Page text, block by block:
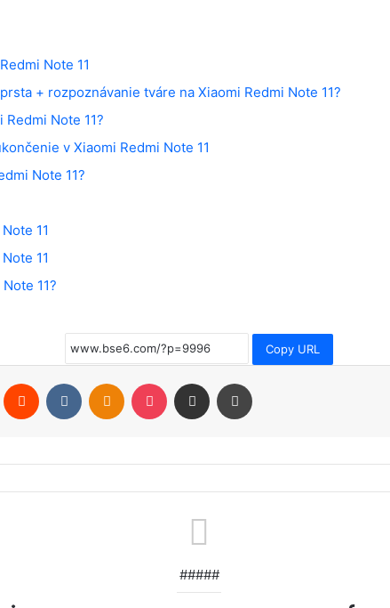
Note 11
+ rozpoznávanie tváre na Xiaomi Redmi Note 11?
Note 11?
v Xiaomi Redmi Note 11
Note 11?
11
11
11?
Copy URL
PinterestReddit VKontakteOdnoklassniki
Pocket Share via Email
#####